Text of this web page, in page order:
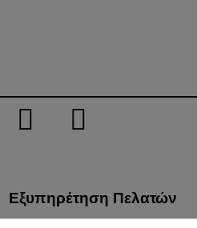
Εξυπηρέτηση Πελατών